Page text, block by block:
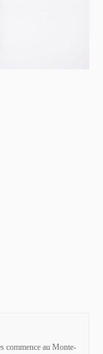
commence au Monte-